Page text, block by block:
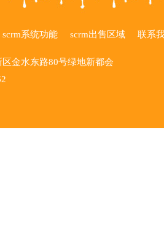
scrm系统功能 scrm出售区域 联系
金水东路80号绿地新都会